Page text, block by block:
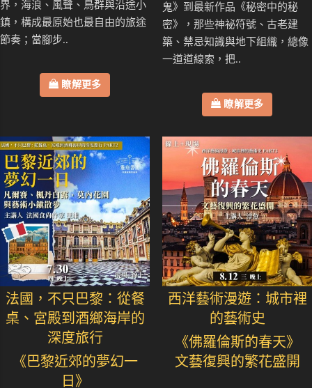
界，海浪、風聲、鳥群與沿途小
鎮，構成最原始也最自由的旅途
節奏；當腳步..
瞭解更多
鬼》到最新作品《秘密中的秘
密》，那些神祕符號、古老建
築、禁忌知識與地下組織，總像
一道道線索，把..
瞭解更多
法國，不只巴黎：從餐
桌、宮殿到酒鄉海岸的
深度旅行
《巴黎近郊的夢幻一
日》
西洋藝術漫遊：城市裡
的藝術史
《佛羅倫斯的春天》
文藝復興的繁花盛開